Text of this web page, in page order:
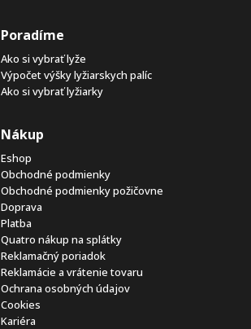
Poradíme
Ako si vybrať lyže
Výpočet výšky lyžiarskych palíc
Ako si vybrať lyžiarky
Nákup
Eshop
Obchodné podmienky
Obchodné podmienky požičovne
Doprava
Platba
Quatro nákup na splátky
Reklamačný poriadok
Reklamácie a vrátenie tovaru
Ochrana osobných údajov
Cookies
Kariéra